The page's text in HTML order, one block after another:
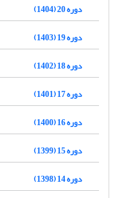
دوره 20 (1404)
دوره 19 (1403)
دوره 18 (1402)
دوره 17 (1401)
دوره 16 (1400)
دوره 15 (1399)
دوره 14 (1398)